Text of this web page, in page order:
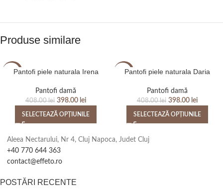
Produse similare
-2%Pantofi piele naturala Irena
Pantofi damă
408.00lei 398.00 lei
SELECTEAZĂ OPȚIUNILE
-2%Pantofi piele naturala Daria
Pantofi damă
408.00lei 398.00 lei
SELECTEAZĂ OPȚIUNILE
Aleea Nectarului, Nr 4, Cluj Napoca, Judet Cluj
+40 770 644 363
contact@effeto.ro
POSTĂRI RECENTE